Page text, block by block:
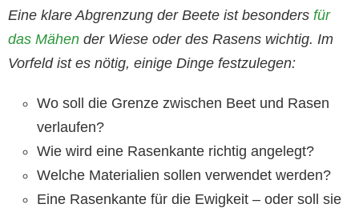
Eine klare Abgrenzung der Beete ist besonders für
das Mähen der Wiese oder des Rasens wichtig. Im
Vorfeld ist es nötig, einige Dinge festzulegen:
Wo soll die Grenze zwischen Beet und Rasen
verlaufen?
Wie wird eine Rasenkante richtig angelegt?
Welche Materialien sollen verwendet werden?
Eine Rasenkante für die Ewigkeit – oder soll sie